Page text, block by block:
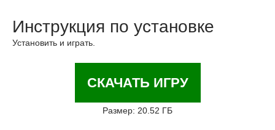
Инструкция по установке
Установить и играть.
СКАЧАТЬ ИГРУ
Размер: 20.52 ГБ